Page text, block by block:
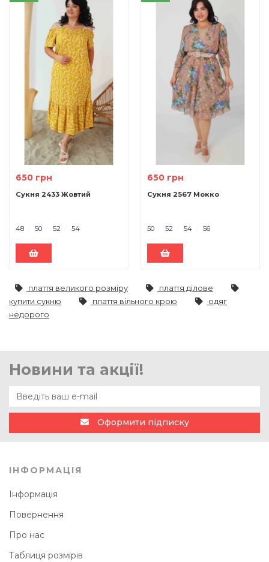
650 грн
Сукня 2433 Жовтий
48 50 52 54
650 грн
Сукня 2567 Мокко
50 52 54 56
плаття великого розміру
плаття ділове
купити сукню
плаття вільного крою
одяг
недорого
Новини та акції!
Оформити підписку
ІНФОРМАЦІЯ
Інформація
Повернення
Про нас
Таблиця розмірів